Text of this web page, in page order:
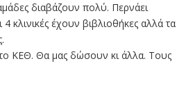
διαβάζουν πολύ. Περνάει
κλινικές έχουν βιβλιοθήκες αλλά τα
ΚΕΘ. Θα μας δώσουν κι άλλα. Τους